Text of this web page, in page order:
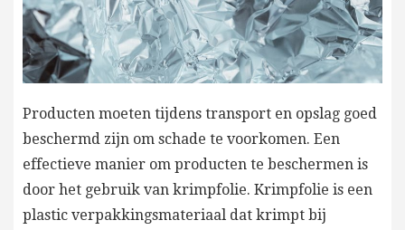
Producten moeten tijdens transport en opslag goed
beschermd zijn om schade te voorkomen. Een
effectieve manier om producten te beschermen is
door het gebruik van krimpfolie. Krimpfolie is een
plastic verpakkingsmateriaal dat krimpt bij